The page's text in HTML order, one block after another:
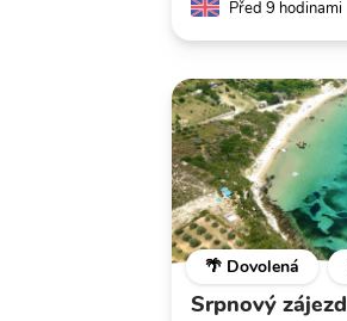
Před 9 hodinami
🌴 Dovolená
Srpnový